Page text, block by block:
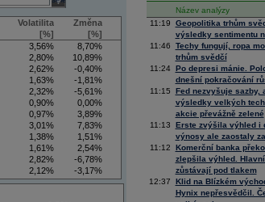
Volatilita
[%]
Změna
[%]
3,56%
8,70%
2,80%
10,89%
2,62%
-0,40%
1,63%
-1,81%
2,32%
-5,61%
0,90%
0,00%
0,97%
3,89%
3,01%
7,83%
1,38%
1,51%
1,61%
2,54%
2,82%
-6,78%
2,12%
-3,17%
3,36%
7,59%
Název analýzy
11:19
Geopolitika trhům
výsledky sentimentu
11:46
Techy fungují, ropa
trhům svědčí
11:24
Po depresi mánie.
dnešní pokračování
11:15
Fed nezvyšuje sazby,
výsledky velkých
akcie převážně zelené
11:13
Erste zvýšila výhled i
výnosy ale zaostaly
11:12
Komerční banka
zlepšila výhled.
zůstávají pod tlakem
12:37
Klid na Blízkém
Hynix nepřesvědčil.